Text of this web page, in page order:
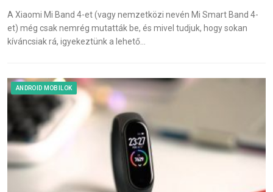
A Xiaomi Mi Band 4-et (vagy nemzetközi nevén Mi Smart Band 4-
et) még csak nemrég mutatták be, és mivel tudjuk, hogy sokan
kíváncsiak rá, igyekeztünk a lehető…
ANDROID MOBILOK